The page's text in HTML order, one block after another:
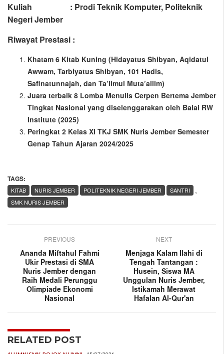
Kuliah : Prodi Teknik Komputer, Politeknik
Negeri Jember
Riwayat Prestasi :
Khatam 6 Kitab Kuning (Hidayatus Shibyan, Aqidatul
Awwam, Tarbiyatus Shibyan, 101 Hadis,
Safinatunnajah, dan Ta’limul Muta’allim)
Juara terbaik 8 Lomba Menulis Cerpen Bertema Jember
Tingkat Nasional yang diselenggarakan oleh Balai RW
Institute (2025)
Peringkat 2 Kelas XI TKJ SMK Nuris Jember Semester
Genap Tahun Ajaran 2024/2025
TAGS:
,
KITAB NURIS JEMBER POLITEKNIK NEGERI JEMBER
SANTRI
SMK NURIS JEMBER
PREVIOUS
Ananda Miftahul Fahmi
Ukir Prestasi di SMA
Nuris Jember dengan
Raih Medali Perunggu
Olimpiade Ekonomi
Nasional
NEXT
Menjaga Kalam Ilahi di
Tengah Tantangan :
Husein, Siswa MA
Unggulan Nuris Jember,
Istikamah Merawat
Hafalan Al-Qur'an
RELATED POST